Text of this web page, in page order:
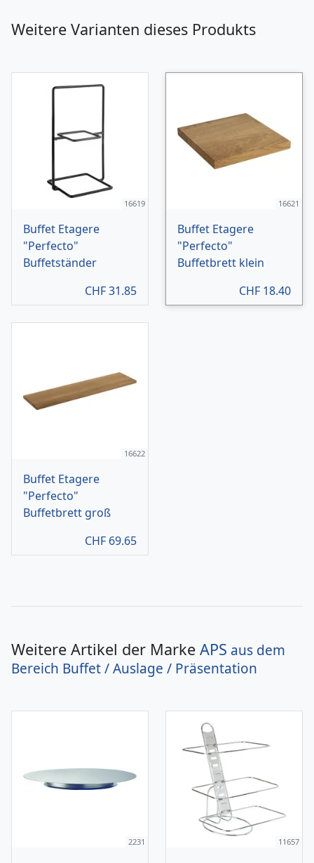
Weitere Varianten dieses Produkts
16619
Buffet Etagere
"Perfecto"
Buffetständer
CHF31.85
16621
Buffet Etagere
"Perfecto"
Buffetbrett klein
CHF 18.40
16622
Buffet Etagere
"Perfecto"
Buffetbrett groß
CHF 69.65
Weitere Artikel der Marke APS aus dem
Bereich Buffet / Auslage / Präsentation
2231 11657